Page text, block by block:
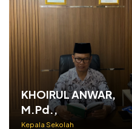
KHOIRUL ANWAR,
M.Pd.,
Kepala Sekolah